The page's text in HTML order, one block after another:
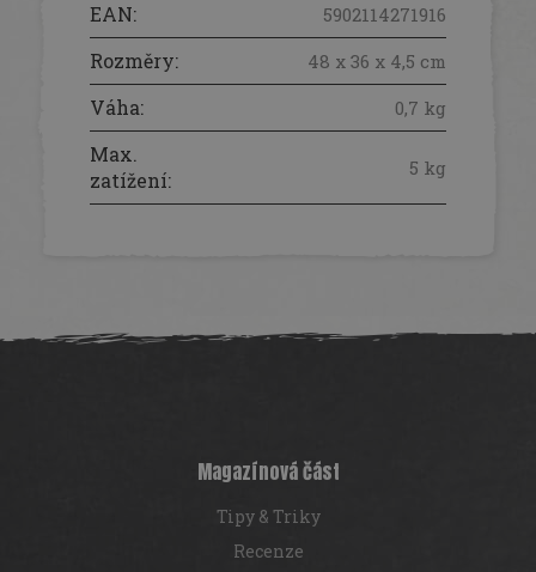
EAN: 5902114271916
Rozměry: 48 x 36 x 4,5 cm
Váha: 0,7 kg
Max.
zatížení: 5 kg
á
Magazínová část
Tipy & Triky
Recenze